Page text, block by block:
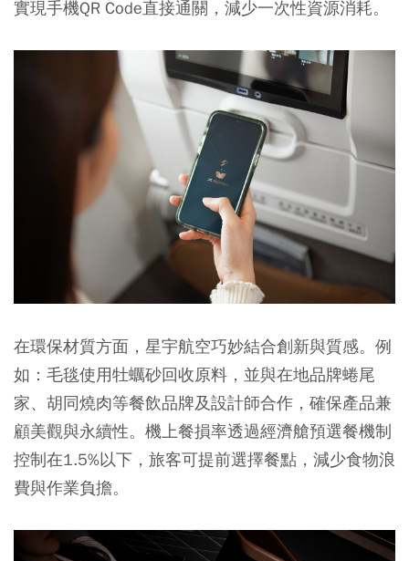
實現手機QR Code直接通關，減少一次性資源消耗。
在環保材質方面，星宇航空巧妙結合創新與質感。例
如：毛毯使用牡蠣砂回收原料，並與在地品牌蜷尾
家、胡同燒肉等餐飲品牌及設計師合作，確保產品兼
顧美觀與永續性。機上餐損率透過經濟艙預選餐機制
控制在1.5%以下，旅客可提前選擇餐點，減少食物浪
費與作業負擔。